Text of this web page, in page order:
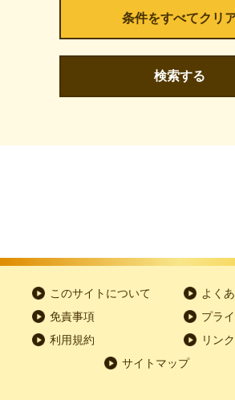
検索する
このサイトについて
よく
免責事項
プラ
利用規約
リン
サイトマップ